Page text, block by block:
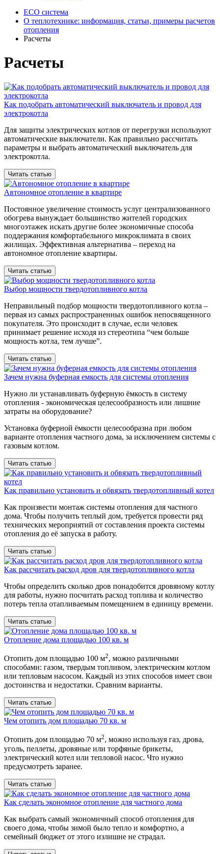
ECO система
О теплотехнике: информация, статьи, примеры расчетов
отопления
Расчеты
Расчеты
Как подобрать автоматический выключатель и провод для
электрокотла
Для защиты электрических котлов от перегрузки используют
автоматические выключатели. Как правильно рассчитать
параметры и выбрать автоматический выключатель для
электрокотла.
Читать статью
Автономное отопление в квартире
Постоянное увеличение стоимость услуг централизованного
обогрева вынуждает большинство жителей городских
многоэтажек искать другие более экономичные способа
поддержания комфортабельного микроклимата в своих
жилищах. Эффективная альтернатива – переход на
автономное отопление квартиры.
Читать статью
Выбор мощности твердотопливного котла
Неправильный подбор мощности твердотопливного котла –
первая из самых распространенных ошибок непосвященного
покупателя. Это происходит в случае, если человек
принимает решение исходя из стереотипа “чем больше
мощность котла, тем лучше”.
Читать статью
Зачем нужна буферная емкость для системы отопления
Нужно ли устанавливать буферную ёмкость в систему
отопления - экономическая целесообразность или лишние
затраты на оборудование?
Установка буферной ёмкости целесообразна при любом
варианте отопления частного дома, за исключением системы с
газовым котлом.
Читать статью
Как правильно установить и обвязать твердотопливный котел
Как произвести монтаж системы отопления для частного
дома. Чтобы получить теплый дом, требуется провести ряд
технических мероприятий от составления проекта системы
отопления до её запуска в работу.
Читать статью
Как рассчитать расход дров для твердотопливного котла
Чтобы определить сколько дров понадобится дровяному котлу
для работы, нужно посчитать расход топлива и количество
потерь тепла отапливаемым помещением в единицу времени.
Читать статью
Отопление дома площадью 100 кв. м
Отопить дом площадью 100 м2, можно различными
способами: газом, твердым топливом, электрическим котлом
или тепловым насосом. Каждый из этих способов имеет свои
достоинства и недостатки. Сравним варианты.
Читать статью
Чем отопить дом площадью 70 кв. м
Отопить дом площадью 70 м2, можно используя газ, дрова,
уголь, пеллеты, дровяные или торфяные брикеты,
электрический котел или тепловой насос. Что нужно
предусмотреть заранее.
Читать статью
Как сделать экономное отопление для частного дома
Как выбрать самый экономичный способ отопления для
своего дома, чтобы зимой было тепло и комфортно, а
семейный бюджет от этого излишне не страдал.